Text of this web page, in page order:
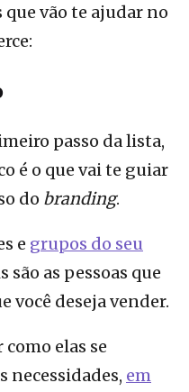
que vão te ajudar no
passo da lista,
é o que vai te guiar
do branding.
e grupos do seu
são as pessoas que
você deseja vender.
elas se
necessidades, em